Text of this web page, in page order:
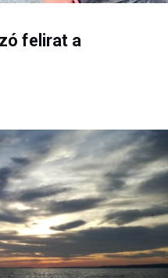
felirat a